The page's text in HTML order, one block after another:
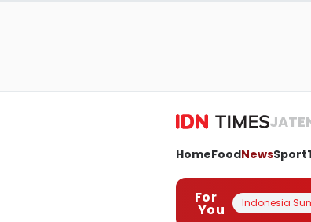
HomeFoodNewsSport
For
You Indonesia